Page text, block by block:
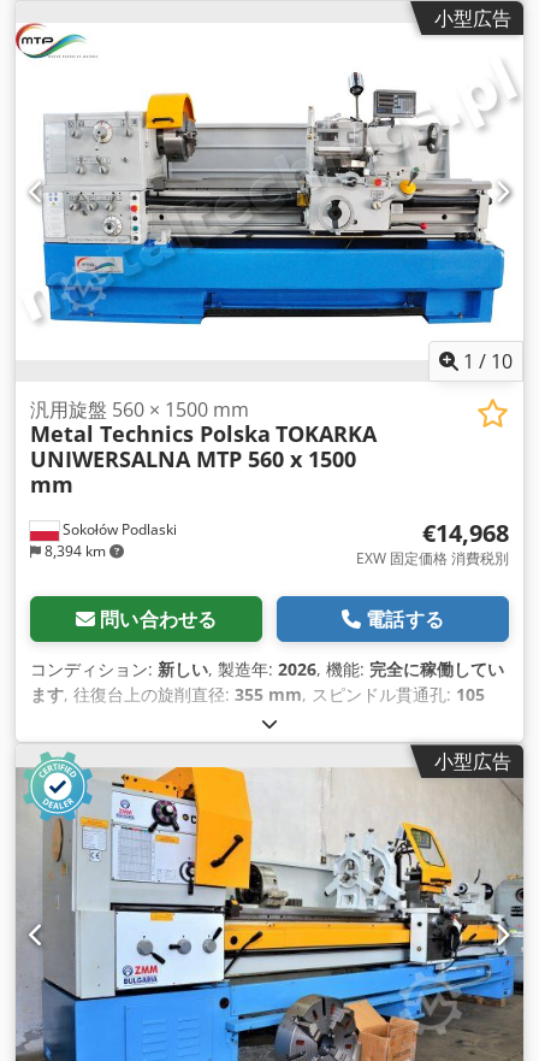
小型広告
1 / 10
Sokołów Podlaski
8,394 km
汎用旋盤 560 × 1500 mm
Metal Technics Polska TOKARKA
UNIWERSALNA MTP 560 x 1500
mm
€14,968
EXW 固定価格 消費税別
問い合わせる 電話する
コンディション: 新しい, 製造年: 2026, 機能: 完全に稼働してい
ます, 往復台上の旋削直径: 355 mm, スピンドル貫通孔: 105
, 旋削長さ:
mm, 全幅:1,150 mm, 全高:1,460 mm, 主軸回転速度（最
大）:1,500 回転/分, 主軸回転速度（最小）:25 回転/分 , ベッド
幅:350 mm, 総重量:3,200 kg（キログラム）
小型広告